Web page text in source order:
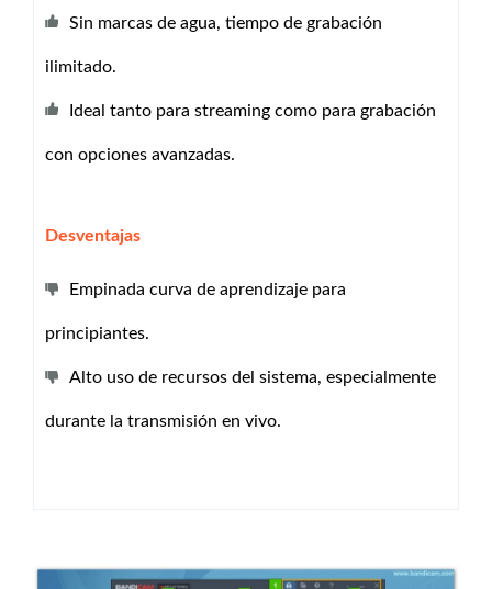
Sin marcas de agua, tiempo de grabación
ilimitado.
Ideal tanto para streaming como para grabación
con opciones avanzadas.
Desventajas
Empinada curva de aprendizaje para
principiantes.
Alto uso de recursos del sistema, especialmente
durante la transmisión en vivo.